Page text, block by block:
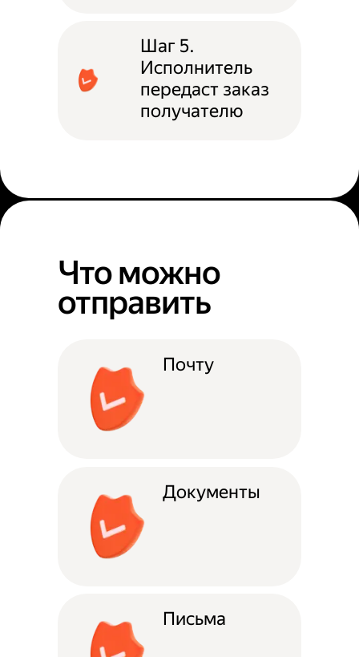
Шаг 5.
Исполнитель
передаст заказ
получателю
Что можно
отправить
Почту
Документы
Письма